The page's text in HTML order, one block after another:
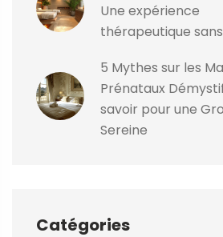
Une expérience
thérapeutique
5 Mythes sur les
Prénataux
savoir pour une
Sereine
Catégories